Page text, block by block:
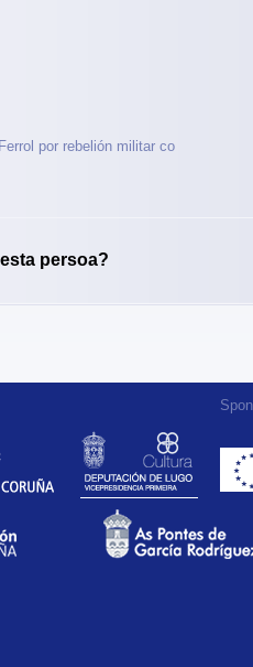
por rebelión militar co
persoa?